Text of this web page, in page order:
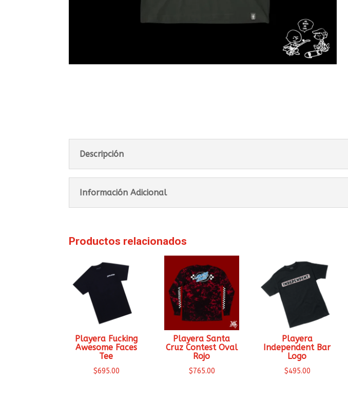
Descripción
Información Adicional
Productos relacionados
Playera Fucking
Awesome Faces
Tee
$695.00
Playera Santa
Cruz Contest Oval
Rojo
$765.00
Playera
Independent Bar
Logo
$495.00